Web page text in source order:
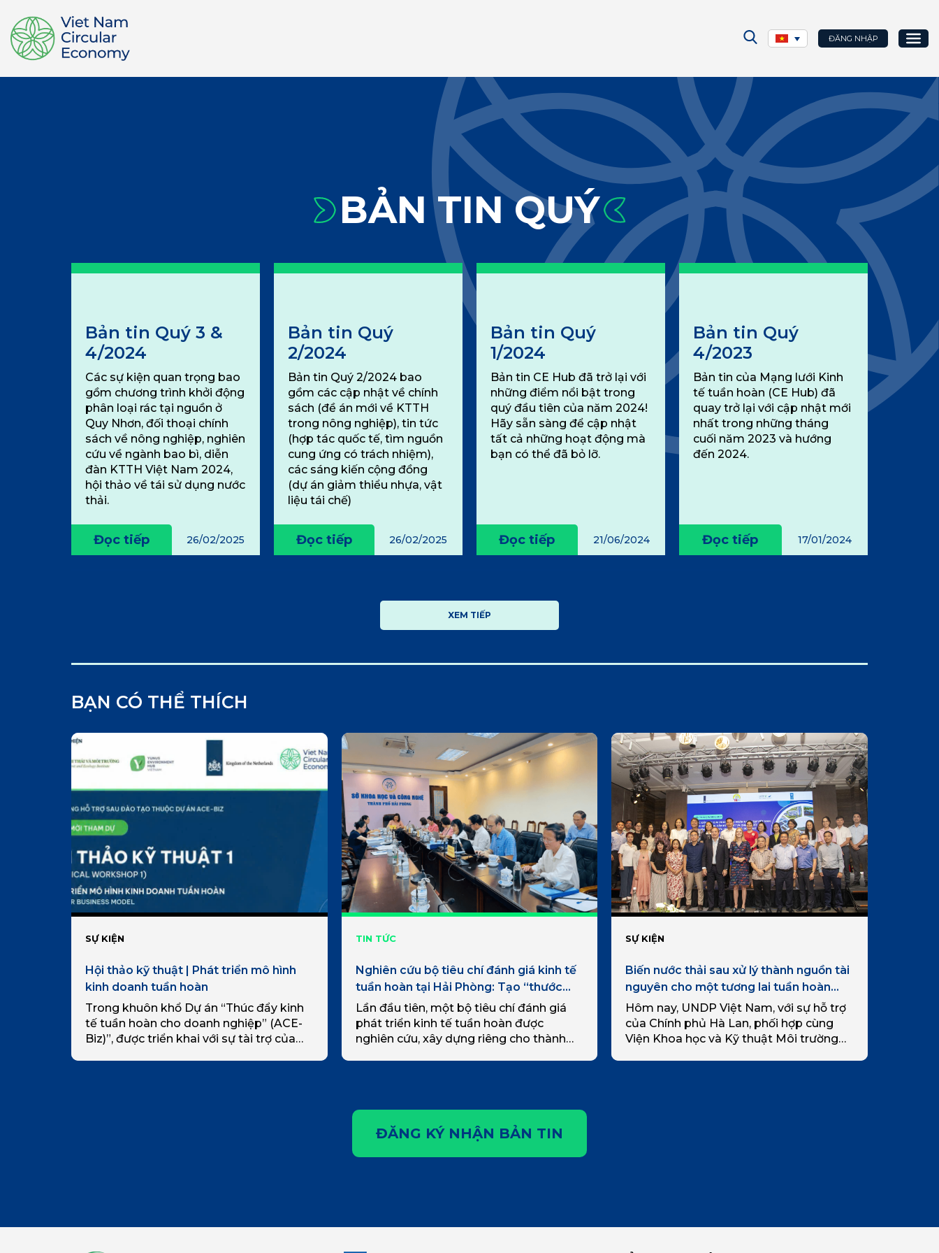
ĐĂNG NHẬP
BẢN TIN QUÝ
Bản tin Quý 3 &
4/2024
Các sự kiện quan trọng bao
gồm chương trình khởi động
phân loại rác tại nguồn ở
Quy Nhơn, đối thoại chính
sách về nông nghiệp, nghiên
cứu về ngành bao bì, diễn
đàn KTTH Việt Nam 2024,
hội thảo về tái sử dụng nước
thải.
Đọc tiếp 26/02/2025
Bản tin Quý
2/2024
Bản tin Quý 2/2024 bao
gồm các cập nhật về chính
sách (đề án mới về KTTH
trong nông nghiệp), tin tức
(hợp tác quốc tế, tìm nguồn
cung ứng có trách nhiệm),
các sáng kiến cộng đồng
(dự án giảm thiểu nhựa, vật
liệu tái chế)
Đọc tiếp 26/02/2025
Bản tin Quý
1/2024
Bản tin CE Hub đã trở lại với
những điểm nổi bật trong
quý đầu tiên của năm 2024!
Hãy sẵn sàng để cập nhật
tất cả những hoạt động mà
bạn có thể đã bỏ lỡ.
Đọc tiếp 21/06/2024
Bản tin Quý
4/2023
Bản tin của Mạng lưới Kinh
tế tuần hoàn (CE Hub) đã
quay trở lại với cập nhật mới
nhất trong những tháng
cuối năm 2023 và hướng
đến 2024.
Đọc tiếp 17/01/2024
XEM TIẾP
BẠN CÓ THỂ THÍCH
SỰ KIỆN
Hội thảo kỹ thuật | Phát triển mô hình
kinh doanh tuần hoàn
Trong khuôn khổ Dự án “Thúc đẩy kinh
tế tuần hoàn cho doanh nghiệp” (ACE-
Biz)”, được triển khai với sự tài trợ của
TIN TỨC
Nghiên cứu bộ tiêu chí đánh giá kinh tế
tuần hoàn tại Hải Phòng: Tạo “thước
đo” cho chuyển đổi xanh và phát triển
bền vững
Lần đầu tiên, một bộ tiêu chí đánh giá
phát triển kinh tế tuần hoàn được
nghiên cứu, xây dựng riêng cho thành
SỰ KIỆN
Biến nước thải sau xử lý thành nguồn tài
nguyên cho một tương lai tuần hoàn
hơn
Hôm nay, UNDP Việt Nam, với sự hỗ trợ
của Chính phủ Hà Lan, phối hợp cùng
Viện Khoa học và Kỹ thuật Môi trường
ĐĂNG KÝ NHẬN BẢN TIN